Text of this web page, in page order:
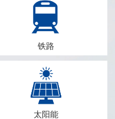
铁路
太阳能